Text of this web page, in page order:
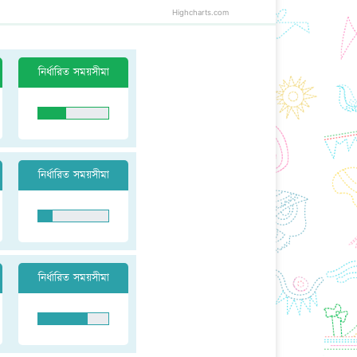
Highcharts.com
নির্ধারিত সময়সীমা
নির্ধারিত সময়সীমা
নির্ধারিত সময়সীমা